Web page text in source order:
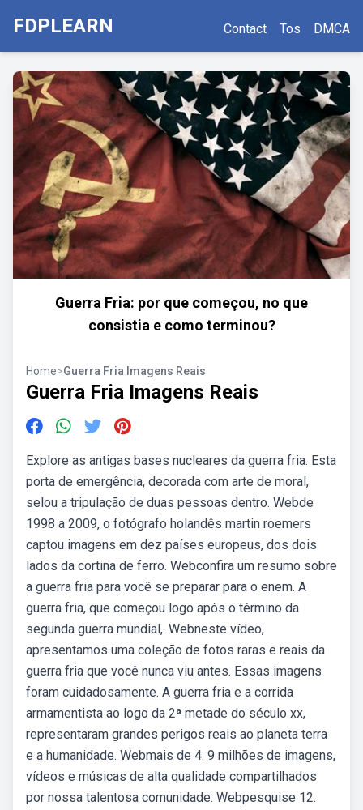
FDPLEARN Contact Tos DMCA
Guerra Fria: por que começou, no que
consistia e como terminou?
Home>Guerra Fria Imagens Reais
Guerra Fria Imagens Reais
Explore as antigas bases nucleares da guerra fria. Esta
porta de emergência, decorada com arte de moral,
selou a tripulação de duas pessoas dentro. Webde
1998 a 2009, o fotógrafo holandês martin roemers
captou imagens em dez países europeus, dos dois
lados da cortina de ferro. Webconfira um resumo sobre
a guerra fria para você se preparar para o enem. A
guerra fria, que começou logo após o término da
segunda guerra mundial,. Webneste vídeo,
apresentamos uma coleção de fotos raras e reais da
guerra fria que você nunca viu antes. Essas imagens
foram cuidadosamente. A guerra fria e a corrida
armamentista ao logo da 2ª metade do século xx,
representaram grandes perigos reais ao planeta terra
e a humanidade. Webmais de 4. 9 milhões de imagens,
vídeos e músicas de alta qualidade compartilhados
por nossa talentosa comunidade. Webpesquise 12.